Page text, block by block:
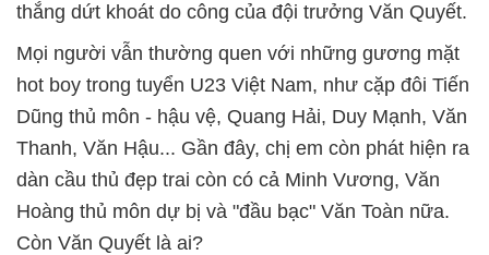
thắng dứt khoát do công của đội trưởng Văn Quyết.
Mọi người vẫn thường quen với những gương mặt
hot boy trong tuyển U23 Việt Nam, như cặp đôi Tiến
Dũng thủ môn - hậu vệ, Quang Hải, Duy Mạnh, Văn
Thanh, Văn Hậu... Gần đây, chị em còn phát hiện ra
dàn cầu thủ đẹp trai còn có cả Minh Vương, Văn
Hoàng thủ môn dự bị và "đầu bạc" Văn Toàn nữa.
Còn Văn Quyết là ai?